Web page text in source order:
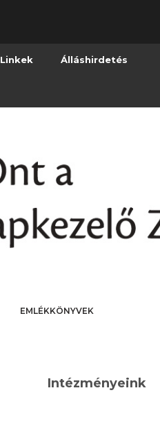
Linkek Álláshirdetés
EMLÉKKÖNYVEK
Intézményeink